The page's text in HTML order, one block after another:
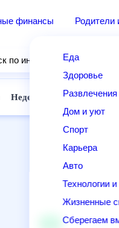
финансы
Еда
Здоровье
Дом и уют
Спорт
Карьера
Авто
Жизненные
Сберегаем
по интернету
Неделя 10 дней